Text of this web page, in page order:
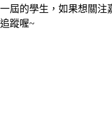
一屆的學生，如果想關注
追蹤喔~